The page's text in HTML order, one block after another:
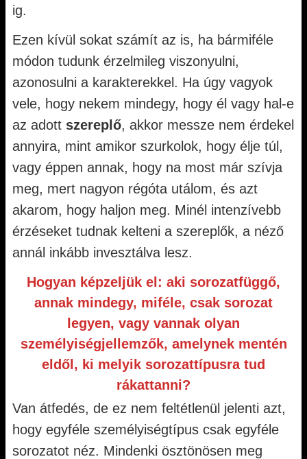
ig.
Ezen kívül sokat számít az is, ha bármiféle
módon tudunk érzelmileg viszonyulni,
azonosulni a karakterekkel. Ha úgy vagyok
vele, hogy nekem mindegy, hogy él vagy hal-e
az adott szereplő, akkor messze nem érdekel
annyira, mint amikor szurkolok, hogy élje túl,
vagy éppen annak, hogy na most már szívja
meg, mert nagyon régóta utálom, és azt
akarom, hogy haljon meg. Minél intenzívebb
érzéseket tudnak kelteni a szereplők, a néző
annál inkább invesztálva lesz.
Hogyan képzeljük el: aki sorozatfüggő,
annak mindegy, miféle, csak sorozat
legyen, vagy vannak olyan
személyiségjellemzők, amelynek mentén
eldől, ki melyik sorozattípusra tud
rákattanni?
Van átfedés, de ez nem feltétlenül jelenti azt,
hogy egyféle személyiségtípus csak egyféle
sorozatot néz. Mindenki ösztönösen meg